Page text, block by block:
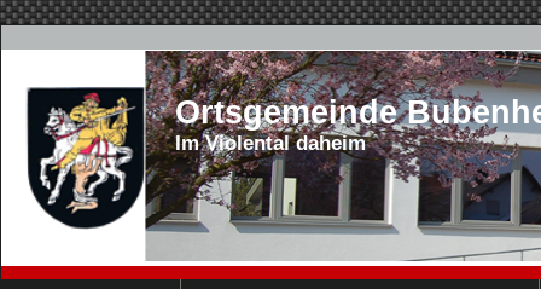
Ortsgemeinde
Im Violental daheim